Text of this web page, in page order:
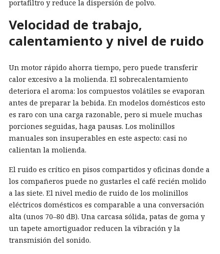
portafiltro y reduce la dispersión de polvo.
Velocidad de trabajo,
calentamiento y nivel de ruido
Un motor rápido ahorra tiempo, pero puede transferir
calor excesivo a la molienda. El sobrecalentamiento
deteriora el aroma: los compuestos volátiles se evaporan
antes de preparar la bebida. En modelos domésticos esto
es raro con una carga razonable, pero si muele muchas
porciones seguidas, haga pausas. Los molinillos
manuales son insuperables en este aspecto: casi no
calientan la molienda.
El ruido es crítico en pisos compartidos y oficinas donde a
los compañeros puede no gustarles el café recién molido
a las siete. El nivel medio de ruido de los molinillos
eléctricos domésticos es comparable a una conversación
alta (unos 70–80 dB). Una carcasa sólida, patas de goma y
un tapete amortiguador reducen la vibración y la
transmisión del sonido.